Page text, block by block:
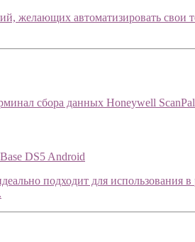
желающих автоматизировать свои
сбора данных Honeywell
DS5 Android
подходит для использования